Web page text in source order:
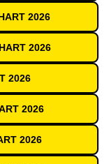
2026
2026
2026
2026
2026